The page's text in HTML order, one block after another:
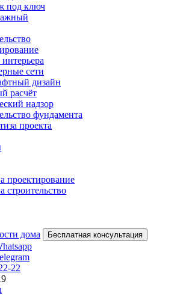
под ключ
сети
дизайн
расчёт
надзор
фундамента
проекта
проектирование
строительство
дома
Бесплатная консультация
22